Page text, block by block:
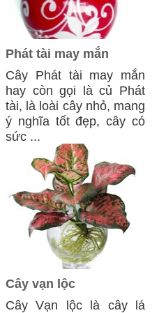
Phát tài may mắn
Cây Phát tài may mắn
hay còn gọi là củ Phát
tài, là loài cây nhỏ, mang
ý nghĩa tốt đẹp, cây có
sức ...
Cây vạn lộc
Cây Vạn lộc là cây lá